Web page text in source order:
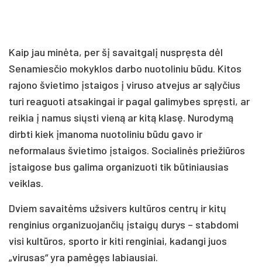
Kaip jau minėta, per šį savaitgalį nuspręsta dėl
Senamiesčio mokyklos darbo nuotoliniu būdu. Kitos
rajono švietimo įstaigos į viruso atvejus ar sąlyčius
turi reaguoti atsakingai ir pagal galimybes spręsti, ar
reikia į namus siųsti vieną ar kitą klasę. Nurodymą
dirbti kiek įmanoma nuotoliniu būdu gavo ir
neformalaus švietimo įstaigos. Socialinės priežiūros
įstaigose bus galima organizuoti tik būtiniausias
veiklas.
Dviem savaitėms užsivers kultūros centrų ir kitų
renginius organizuojančių įstaigų durys – stabdomi
visi kultūros, sporto ir kiti renginiai, kadangi juos
„virusas“ yra pamėgęs labiausiai.